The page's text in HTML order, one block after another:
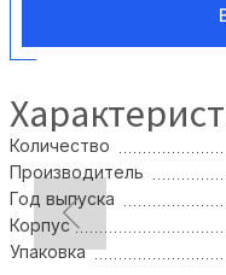
Количество
Производитель
Год выпуска
Корпус
Упаковка